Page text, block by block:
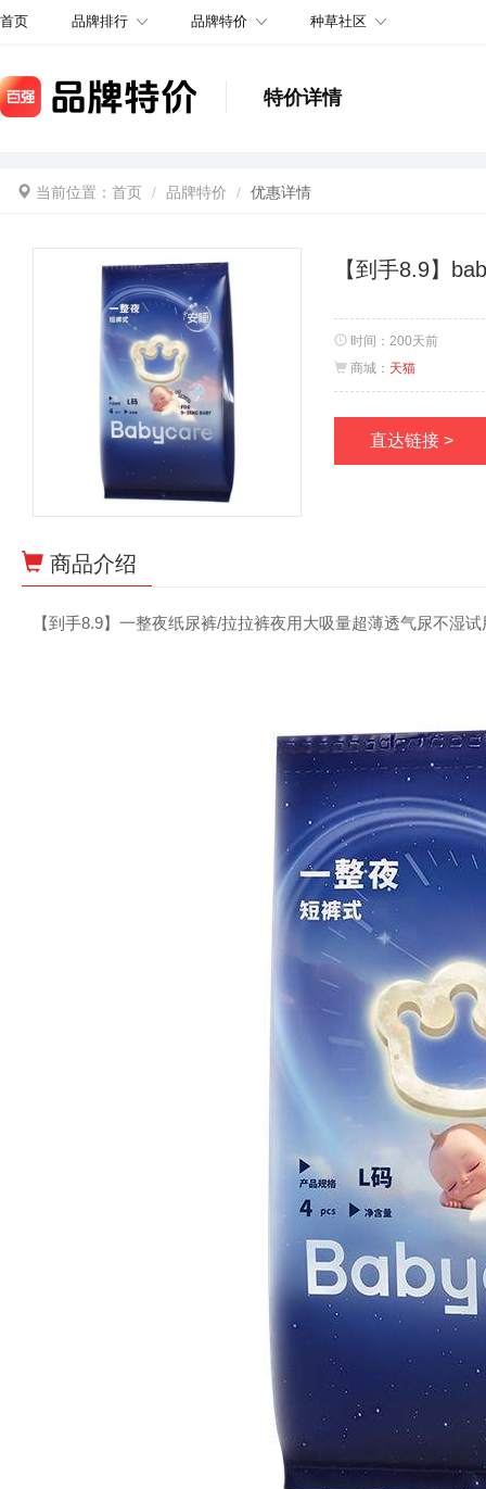
首页 品牌排行 品牌特价 种草社区
特价详情
当前位置： 首页 品牌特价 优惠详情
【到手8.9】
时间： 200天前
商城： 天猫
直达链接 >
商品介绍
【到手8.9】一整夜纸尿裤/拉拉裤夜用大吸量超薄透气尿不湿